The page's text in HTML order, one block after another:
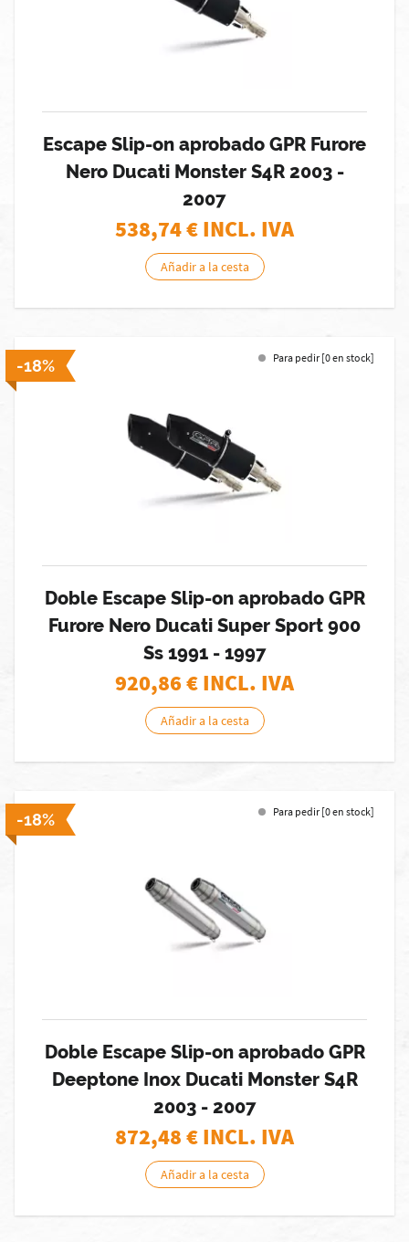
Escape Slip-on aprobado GPR Furore
Nero Ducati Monster S4R 2003 -
2007
538,74€ INCL. IVA
Añadir a la cesta
-18% Para pedir [0 en stock]
Doble Escape Slip-on aprobado GPR
Furore Nero Ducati Super Sport 900
Ss 1991 - 1997
920,86€ INCL. IVA
Añadir a la cesta
-18% Para pedir [0 en stock]
Doble Escape Slip-on aprobado GPR
Deeptone Inox Ducati Monster S4R
2003 - 2007
872,48€ INCL. IVA
Añadir a la cesta